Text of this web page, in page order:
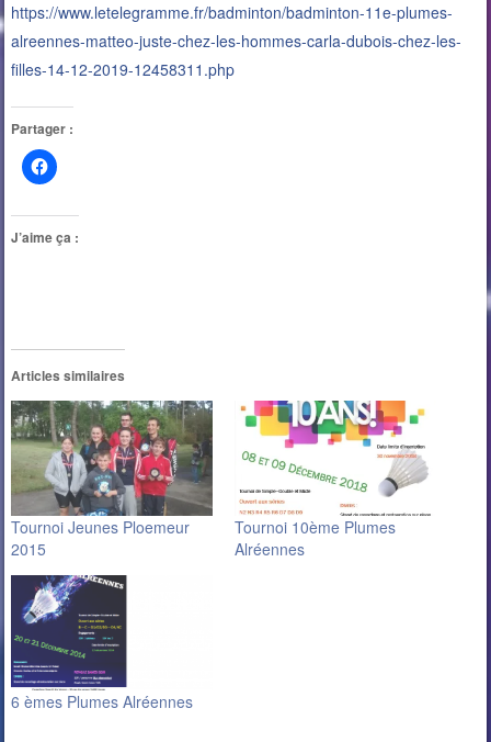
https://www.letelegramme.fr/badminton/badminton-11e-plumes-
alreennes-matteo-juste-chez-les-hommes-carla-dubois-chez-les-
filles-14-12-2019-12458311.php
Partager :
J’aime ça :
Articles similaires
Tournoi Jeunes Ploemeur
2015
Tournoi 10ème Plumes
Alréennes
6 èmes Plumes Alréennes